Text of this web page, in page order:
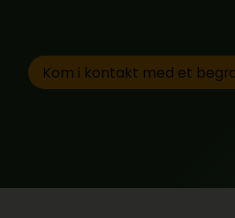
Kom i kontakt med et